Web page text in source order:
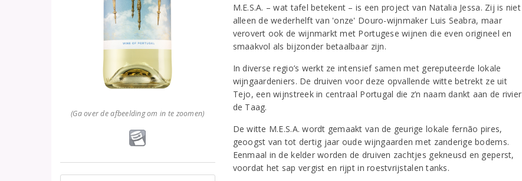
(Ga over de afbeelding om in te zoomen)
M.E.S.A. – wat tafel betekent – is een project van Natalia Jessa. Zij is niet
alleen de wederhelft van 'onze' Douro-wijnmaker Luis Seabra, maar
verovert ook de wijnmarkt met Portugese wijnen die even origineel en
smaakvol als bijzonder betaalbaar zijn.
In diverse regio’s werkt ze intensief samen met gereputeerde lokale
wijngaardeniers. De druiven voor deze opvallende witte betrekt ze uit
Tejo, een wijnstreek in centraal Portugal die z’n naam dankt aan de rivier
de Taag.
De witte M.E.S.A. wordt gemaakt van de geurige lokale fernão pires,
geoogst van tot dertig jaar oude wijngaarden met zanderige bodems.
Eenmaal in de kelder worden de druiven zachtjes gekneusd en geperst,
voordat het sap vergist en rijpt in roestvrijstalen tanks.